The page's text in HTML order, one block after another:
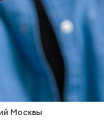
Москвы
в следующих
«Зеленого
города,
согласно
№ 9, что в
друзья
часто
«Мастером и